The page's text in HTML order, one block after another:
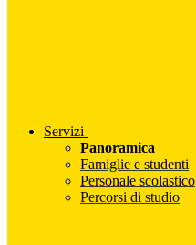
Servizi
Panoramica
Famiglie e studenti
Personale scolastico
Percorsi di studio